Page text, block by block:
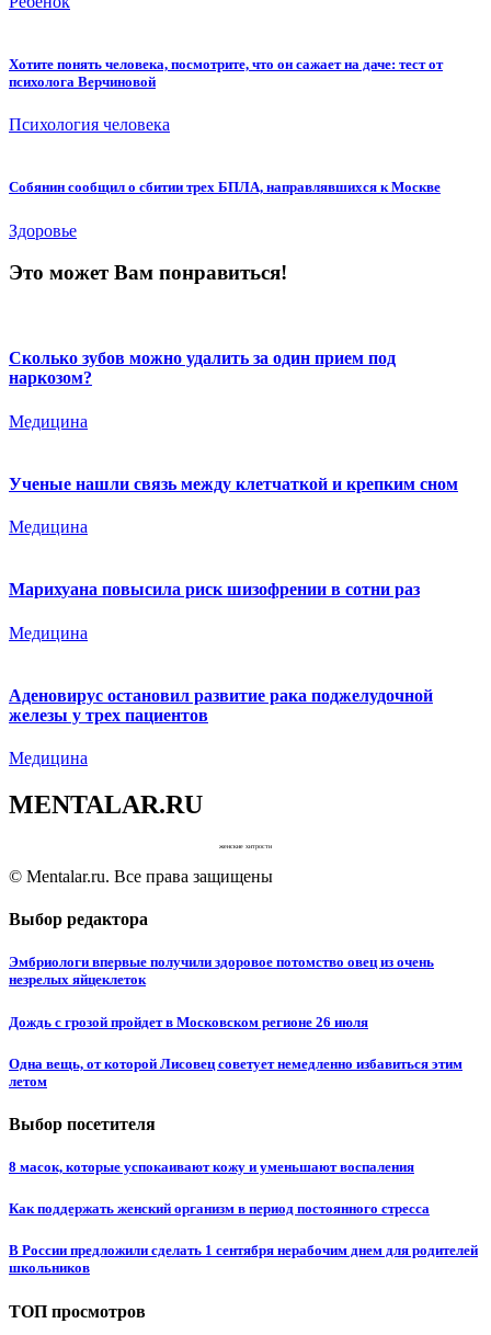
Хотите понять человека, посмотрите, что он сажает на даче: тест от
психолога Верчиновой
Психология человека
Собянин сообщил о сбитии трех БПЛА, направлявшихся к Москве
Здоровье
Это может Вам понравиться!
Сколько зубов можно удалить за один прием под
наркозом?
Медицина
Ученые нашли связь между клетчаткой и крепким сном
Медицина
Марихуана повысила риск шизофрении в сотни раз
Медицина
Аденовирус остановил развитие рака поджелудочной
железы у трех пациентов
Медицина
MENTALAR.RU
женские хитрости
© Mentalar.ru. Все права защищены
Выбор редактора
Эмбриологи впервые получили здоровое потомство овец из очень
незрелых яйцеклеток
Дождь с грозой пройдет в Московском регионе 26 июля
Одна вещь, от которой Лисовец советует немедленно избавиться этим
летом
Выбор посетителя
8 масок, которые успокаивают кожу и уменьшают воспаления
Как поддержать женский организм в период постоянного стресса
В России предложили сделать 1 сентября нерабочим днем для родителей
школьников
ТОП просмотров